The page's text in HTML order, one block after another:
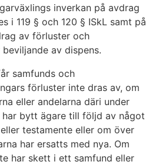
inverkan på avdrag
i 119 § och 120 § ISkL samt på
av förluster och
av dispens.
samfunds och
förluster inte dras av, om
eller andelarna däri under
bytt ägare till följd av något
testamente eller om över
har ersatts med nya. Om
har skett i ett samfund eller